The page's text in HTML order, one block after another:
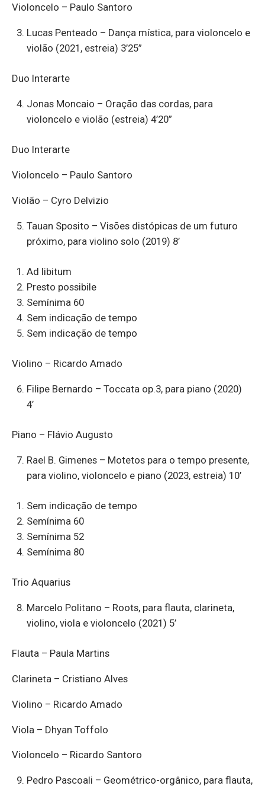
Violoncelo – Paulo Santoro
Lucas Penteado – Dança mística, para violoncelo e
violão (2021, estreia) 3’25”
Duo Interarte
Jonas Moncaio – Oração das cordas, para
violoncelo e violão (estreia) 4’20”
Duo Interarte
Violoncelo – Paulo Santoro
Violão – Cyro Delvizio
Tauan Sposito – Visões distópicas de um futuro
próximo, para violino solo (2019) 8’
Ad libitum
Presto possibile
Semínima 60
Sem indicação de tempo
Sem indicação de tempo
Violino – Ricardo Amado
Filipe Bernardo – Toccata op.3, para piano (2020)
4’
Piano – Flávio Augusto
Rael B. Gimenes – Motetos para o tempo presente,
para violino, violoncelo e piano (2023, estreia) 10’
Sem indicação de tempo
Semínima 60
Semínima 52
Semínima 80
Trio Aquarius
Marcelo Politano – Roots, para flauta, clarineta,
violino, viola e violoncelo (2021) 5’
Flauta – Paula Martins
Clarineta – Cristiano Alves
Violino – Ricardo Amado
Viola – Dhyan Toffolo
Violoncelo – Ricardo Santoro
Pedro Pascoali – Geométrico-orgânico, para flauta,